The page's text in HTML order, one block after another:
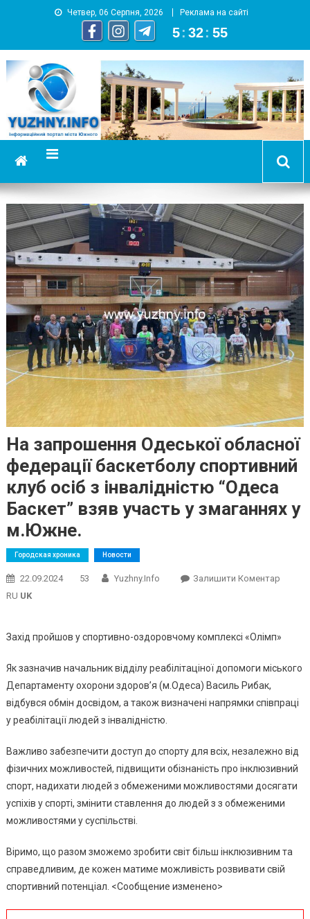
Четвер, 06 Серпня, 2026 Реклама на сайті
5 : 32 : 56
YUZHNY.INFO
информационный портал города Южный
На запрошення Одеської обласної
федерації баскетболу спортивний
клуб осіб з інвалідністю “Одеса
Баскет” взяв участь у змаганнях у
м.Южне.
Городская хроника Новости
22.09.2024 53 Yuzhny.info Залишити КоментарOn
Клуб
“Одеса
Взяв
У
RU UK
Захід пройшов у спортивно-оздоровчому комплексі «Олімп»
Як зазначив начальник відділу реабілітаціної допомоги міського
Департаменту охорони здоров’я (м.Одеса) Василь Рибак,
відбувся обмін досвідом, а також визначені напрямки співпраці
у реабілітації людей з інвалідністю.
Важливо забезпечити доступ до спорту для всіх, незалежно від
фізичних можливостей, підвищити обізнаність про інклюзивний
спорт, надихати людей з обмеженими можливостями досягати
успіхів у спорті, змінити ставлення до людей з з обмеженими
можливостями у суспільстві.
Віримо, що разом зможемо зробити світ більш інклюзивним та
справедливим, де кожен матиме можливість розвивати свій
спортивний потенціал. ‎<Сообщение изменено>